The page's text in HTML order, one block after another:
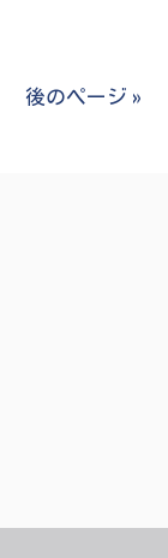
後のページ »